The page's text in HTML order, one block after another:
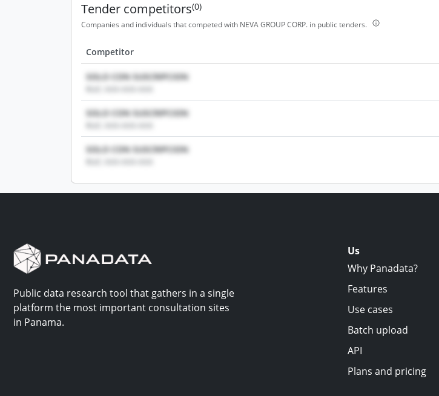
Tender competitors(0)
Companies and individuals that competed with NEVA GROUP CORP. in public tenders.
Competitor
SOLO CON SUSCRIPCION
SOLO CON SUSCRIPCION
SOLO CON SUSCRIPCION
Public data research tool that gathers in a single
platform the most important consultation sites
in Panama.
Us
Why Panadata?
Features
Use cases
Batch upload
API
Plans and pricing